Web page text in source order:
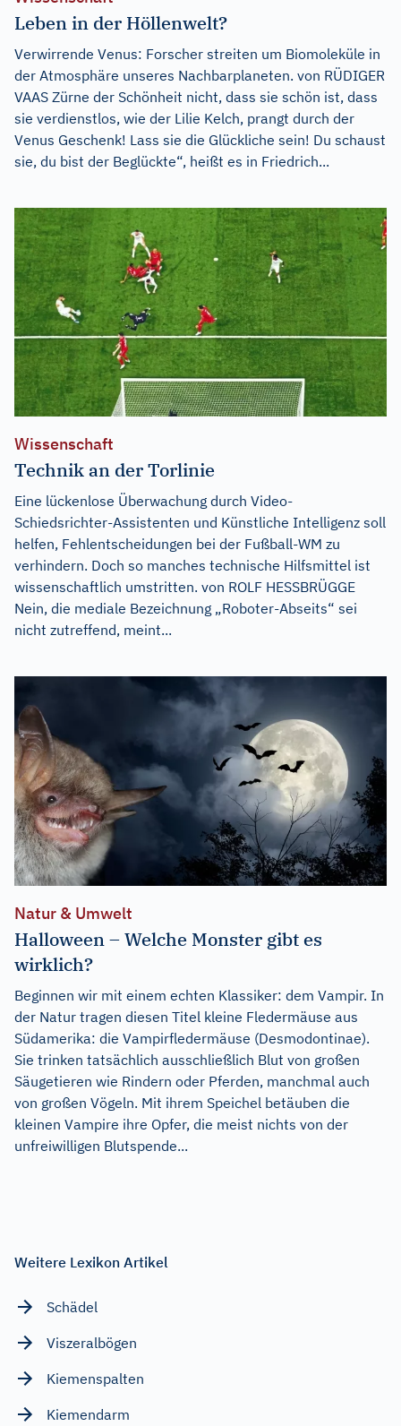
Leben in der Höllenwelt?
Verwirrende Venus: Forscher streiten um Biomoleküle in
der Atmosphäre unseres Nachbarplaneten. von RÜDIGER
VAAS Zürne der Schönheit nicht, dass sie schön ist, dass
sie verdienstlos, wie der Lilie Kelch, prangt durch der
Venus Geschenk! Lass sie die Glückliche sein! Du schaust
sie, du bist der Beglückte“, heißt es in Friedrich...
Wissenschaft
Technik an der Torlinie
Eine lückenlose Überwachung durch Video-
Schiedsrichter-Assistenten und Künstliche Intelligenz soll
helfen, Fehlentscheidungen bei der Fußball-WM zu
verhindern. Doch so manches technische Hilfsmittel ist
wissenschaftlich umstritten. von ROLF HESSBRÜGGE
Nein, die mediale Bezeichnung „Roboter-Abseits“ sei
nicht zutreffend, meint...
Natur & Umwelt
Halloween – Welche Monster gibt es
wirklich?
Beginnen wir mit einem echten Klassiker: dem Vampir. In
der Natur tragen diesen Titel kleine Fledermäuse aus
Südamerika: die Vampirfledermäuse (Desmodontinae).
Sie trinken tatsächlich ausschließlich Blut von großen
Säugetieren wie Rindern oder Pferden, manchmal auch
von großen Vögeln. Mit ihrem Speichel betäuben die
kleinen Vampire ihre Opfer, die meist nichts von der
unfreiwilligen Blutspende...
Weitere Lexikon Artikel
Schädel
Viszeralbögen
Kiemenspalten
Kiemendarm